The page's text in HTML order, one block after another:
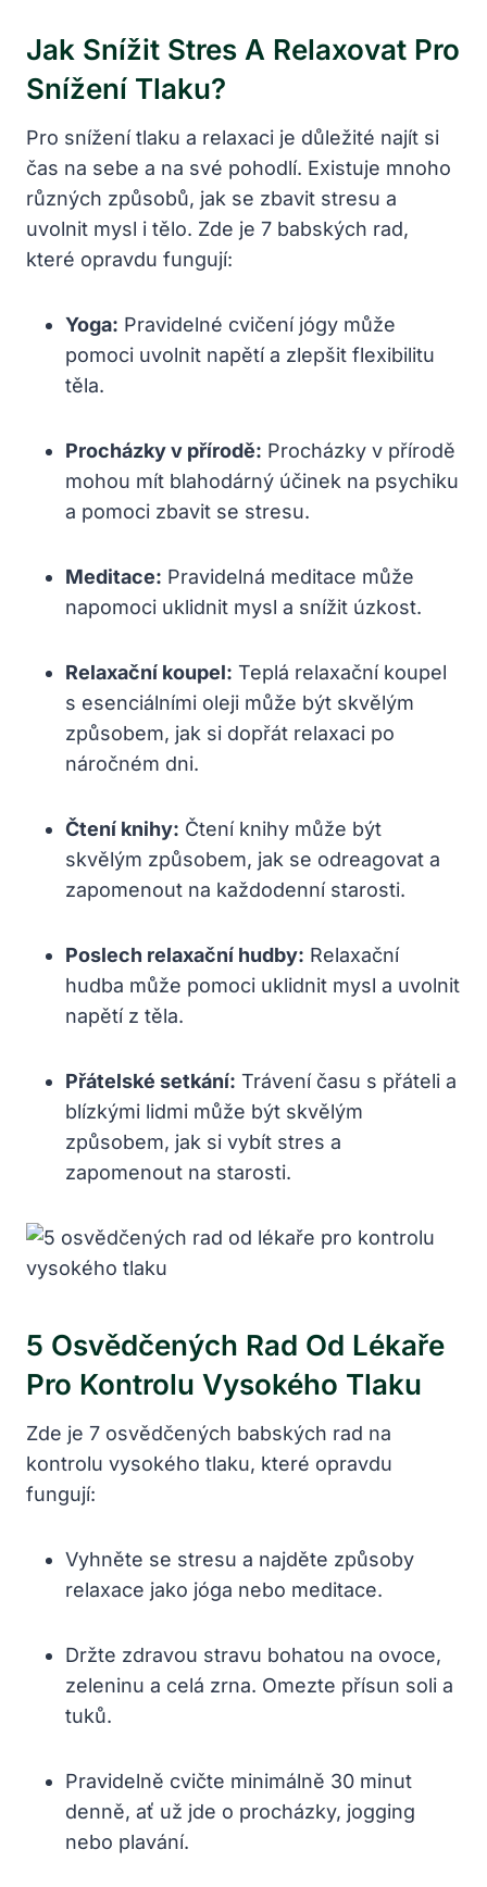
Jak Snížit Stres A Relaxovat Pro
Snížení Tlaku?
Pro snížení tlaku a relaxaci je důležité najít si
čas na sebe a na své pohodlí. Existuje mnoho
různých způsobů, jak se zbavit stresu a
uvolnit mysl i tělo. Zde je 7 babských rad,
které opravdu fungují:
Yoga: Pravidelné cvičení jógy může
pomoci uvolnit napětí a zlepšit flexibilitu
těla.
Procházky v přírodě: Procházky v přírodě
mohou mít blahodárný účinek na psychiku
a pomoci zbavit se stresu.
Meditace: Pravidelná meditace může
napomoci uklidnit mysl a snížit úzkost.
Relaxační koupel: Teplá relaxační koupel
s esenciálními oleji může být skvělým
způsobem, jak si dopřát relaxaci po
náročném dni.
Čtení knihy: Čtení knihy může být
skvělým způsobem, jak se odreagovat a
zapomenout na každodenní starosti.
Poslech relaxační hudby: Relaxační
hudba může pomoci uklidnit mysl a uvolnit
napětí z těla.
Přátelské setkání: Trávení času s přáteli a
blízkými lidmi může být skvělým
způsobem, jak si vybít stres a
zapomenout na starosti.
5 Osvědčených Rad Od Lékaře
Pro Kontrolu Vysokého Tlaku
Zde je 7 osvědčených babských rad na
kontrolu vysokého tlaku, které opravdu
fungují:
Vyhněte se stresu a najděte způsoby
relaxace jako jóga nebo meditace.
Držte zdravou stravu bohatou na ovoce,
zeleninu a celá zrna. Omezte přísun soli a
tuků.
Pravidelně cvičte minimálně 30 minut
denně, ať už jde o procházky, jogging
nebo plavání.